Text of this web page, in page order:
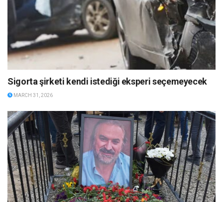
Sigorta şirketi kendi istediği eksperi seçemeyecek
MARCH 31, 2026